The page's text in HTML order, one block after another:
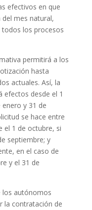
efectivos en que
mes natural,
los procesos
permitirá a los
hasta
actuales. Así, la
efectos desde el 1
y 31 de
se hace entre
el 1 de octubre, si
septiembre; y
en el caso de
y el 31 de
los autónomos
la contratación de